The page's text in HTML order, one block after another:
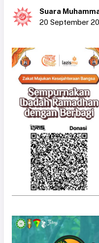
Suara
20 September